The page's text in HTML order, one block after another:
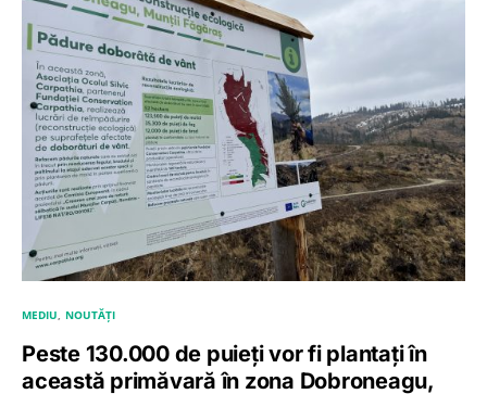
MEDIU NOUTĂȚI
Peste 130.000 de puieți vor fi plantați în
această primăvară în zona Dobroneagu,